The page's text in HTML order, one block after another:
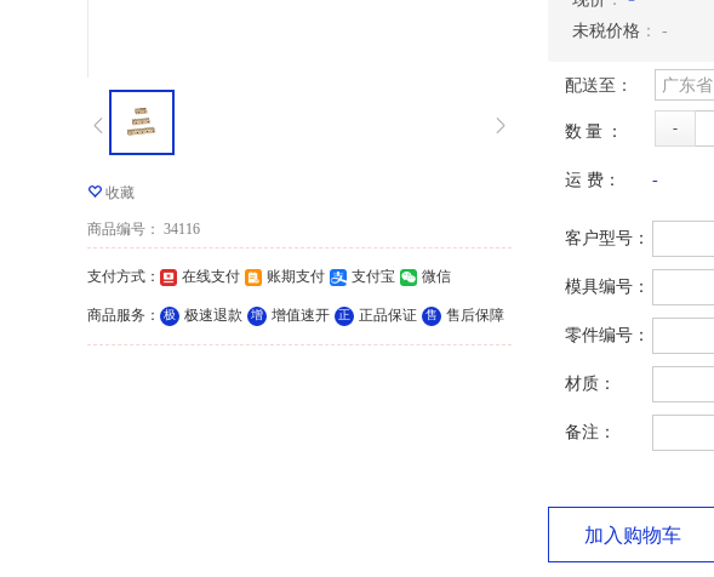
收藏
商品编号 ： 34116
支付方式 ： 在线支付 账期支付 支付宝 微信
商品服务 ： 极 极速退款 增 增值速开 正 正品保证 售 售后保障
未税价格 ： -
配送至： 广东省
数量： -
运 费： -
客户型号：
模具编号：
零件编号：
材质：
备注：
加入购物车